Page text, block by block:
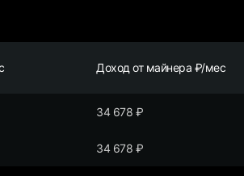
Доход от майнера ₽/мес
34 678 ₽
34 678 ₽